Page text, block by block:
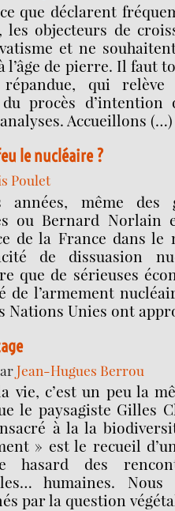
que déclarent
les objecteurs de
et ne
l’âge de pierre. Il faut
qui relève
procès d’intention
Accueillons (…)
le nucléaire ?
Poulet
années, même des
ou Bernard Norlain
de la France dans le
de dissuasion
que de sérieuses
de l’armement
Nations Unies ont
Jean-Hugues Berrou
vie, c’est un peu la
le paysagiste Gilles
à la la
» est le recueil
des
humaines.
par la question